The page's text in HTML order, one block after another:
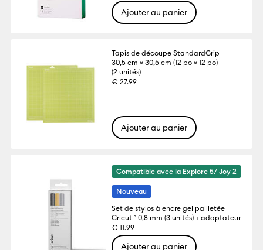
Ajouter au panier
Tapis de découpe StandardGrip
30,5 cm × 30,5 cm (12 po × 12 po)
(2 unités)
€ 27.99
Ajouter au panier
Compatible avec la Explore 5/ Joy 2
Nouveau
Set de stylos à encre gel pailletée
Cricut™ 0,8 mm (3 unités) + adaptateur
€ 11.99
Ajouter au panier